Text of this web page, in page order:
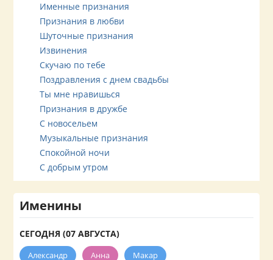
Именные признания
Признания в любви
Шуточные признания
Извинения
Скучаю по тебе
Поздравления с днем свадьбы
Ты мне нравишься
Признания в дружбе
С новосельем
Музыкальные признания
Спокойной ночи
С добрым утром
Именины
СЕГОДНЯ (07 АВГУСТА)
Александр Анна Макар